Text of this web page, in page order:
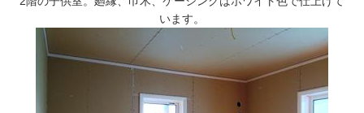
います。